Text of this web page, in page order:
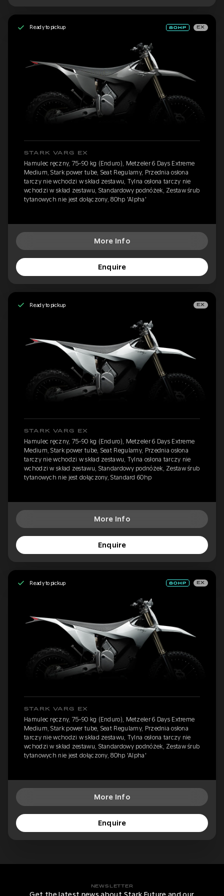
Ready to pickup EX
STARK VARG EX
Hamulec ręczny, 75-90 kg (Enduro), Metzeler 6 Days Extreme
Medium, Stark power tube, Seat Regularny, Przednia osłona
tarczy nie wchodzi w skład zestawu, Tylna osłona tarczy nie
wchodzi w skład zestawu, Standardowy podnóżek, Zestaw śrub
tytanowych nie jest dołączony, 80hp 'Alpha'
More Info
Enquire
Ready to pickup EX
STARK VARG EX
Hamulec ręczny, 75-90 kg (Enduro), Metzeler 6 Days Extreme
Medium, Stark power tube, Seat Regularny, Przednia osłona
tarczy nie wchodzi w skład zestawu, Tylna osłona tarczy nie
wchodzi w skład zestawu, Standardowy podnóżek, Zestaw śrub
tytanowych nie jest dołączony, Standard 60hp
More Info
Enquire
Ready to pickup EX
STARK VARG EX
Hamulec ręczny, 75-90 kg (Enduro), Metzeler 6 Days Extreme
Medium, Stark power tube, Seat Regularny, Przednia osłona
tarczy nie wchodzi w skład zestawu, Tylna osłona tarczy nie
wchodzi w skład zestawu, Standardowy podnóżek, Zestaw śrub
tytanowych nie jest dołączony, 80hp 'Alpha'
More Info
Enquire
NEWSLETTER